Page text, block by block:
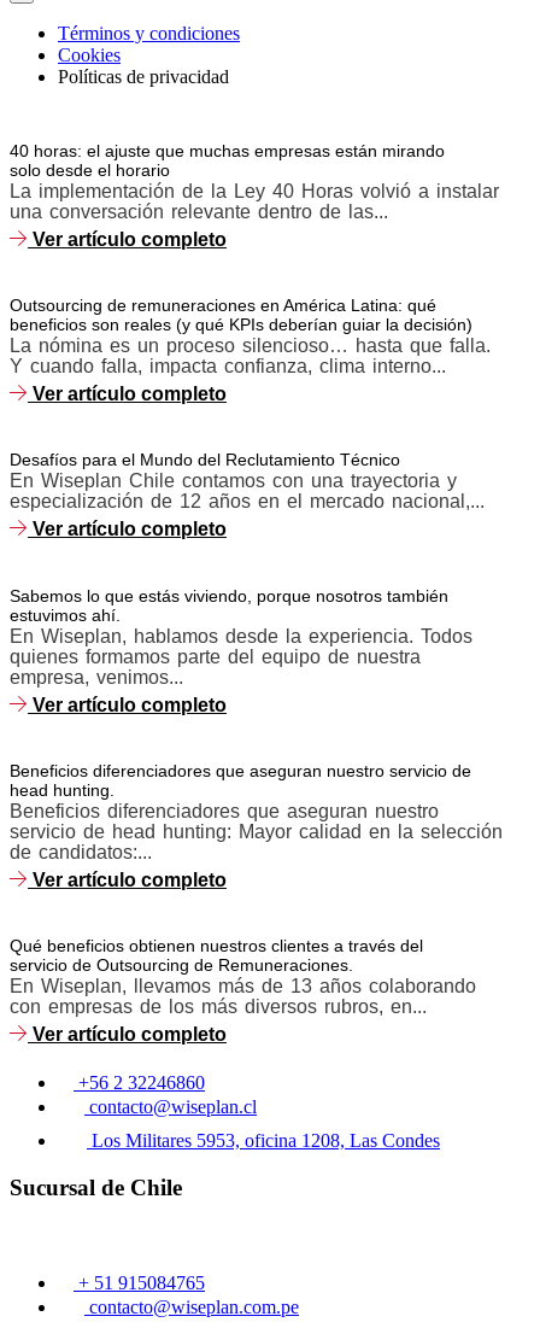
Términos y condiciones
Cookies
Políticas de privacidad
40 horas: el ajuste que muchas empresas están mirando
solo desde el horario
La implementación de la Ley 40 Horas volvió a instalar
una conversación relevante dentro de las...
Ver artículo completo
Outsourcing de remuneraciones en América Latina: qué
beneficios son reales (y qué KPIs deberían guiar la decisión)
La nómina es un proceso silencioso… hasta que falla.
Y cuando falla, impacta confianza, clima interno...
Ver artículo completo
Desafíos para el Mundo del Reclutamiento Técnico
En Wiseplan Chile contamos con una trayectoria y
especialización de 12 años en el mercado nacional,...
Ver artículo completo
Sabemos lo que estás viviendo, porque nosotros también
estuvimos ahí.
En Wiseplan, hablamos desde la experiencia. Todos
quienes formamos parte del equipo de nuestra
empresa, venimos...
Ver artículo completo
Beneficios diferenciadores que aseguran nuestro servicio de
head hunting.
Beneficios diferenciadores que aseguran nuestro
servicio de head hunting: Mayor calidad en la selección
de candidatos:...
Ver artículo completo
Qué beneficios obtienen nuestros clientes a través del
servicio de Outsourcing de Remuneraciones.
En Wiseplan, llevamos más de 13 años colaborando
con empresas de los más diversos rubros, en...
Ver artículo completo
+56 2 32246860
contacto@wiseplan.cl
Los Militares 5953, oficina 1208, Las Condes
Sucursal de Chile
+ 51 915084765
contacto@wiseplan.com.pe